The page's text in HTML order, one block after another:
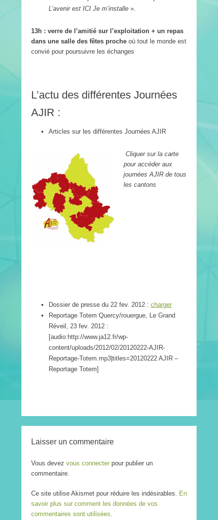
L’avenir est ICI Je m’installe ».
13h : verre de l’amitié sur l’exploitation + un repas
dans une salle des fêtes proche où tout le monde est
convié pour poursuivre les échanges
L’actu des différentes Journées
AJIR :
Articles sur les différentes Journées AJIR
Cliquer sur la carte
pour accéder aux
journées AJIR de tous
les cantons
Dossier de presse du 22 fev. 2012 : charger
Reportage Totem Quercy/rouergue, Le Grand
Réveil, 23 fev. 2012 :
[audio:http://www.ja12.fr/wp-
content/uploads/2012/02/20120222-AJIR-
Reportage-Totem.mp3|titles=20120222 AJIR –
Reportage Totem]
Laisser un commentaire
Vous devez vous connecter pour publier un
commentaire.
Ce site utilise Akismet pour réduire les indésirables. En
savoir plus sur comment les données de vos
commentaires sont utilisées.